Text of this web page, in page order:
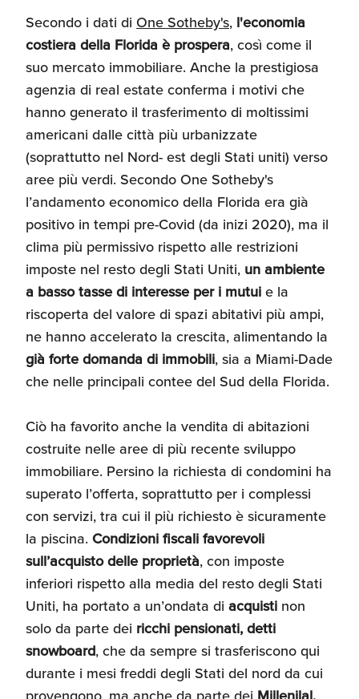
Secondo i dati di One Sotheby's, l'economia
costiera della Florida è prospera, così come il
suo mercato immobiliare. Anche la prestigiosa
agenzia di real estate conferma i motivi che
hanno generato il trasferimento di moltissimi
americani dalle città più urbanizzate
(soprattutto nel Nord- est degli Stati uniti) verso
aree più verdi. Secondo One Sotheby's
l’andamento economico della Florida era già
positivo in tempi pre-Covid (da inizi 2020), ma il
clima più permissivo rispetto alle restrizioni
imposte nel resto degli Stati Uniti, un ambiente
a basso tasse di interesse per i mutuie la
riscoperta del valore di spazi abitativi più ampi,
ne hanno accelerato la crescita, alimentando la
già forte domanda di immobili, sia a Miami-Dade
che nelle principali contee del Sud della Florida.
Ciò ha favorito anche la vendita di abitazioni
costruite nelle aree di più recente sviluppo
immobiliare. Persino la richiesta di condomini ha
superato l’offerta, soprattutto per i complessi
con servizi, tra cui il più richiesto è sicuramente
la piscina. Condizioni fiscali favorevoli
sull’acquisto delle proprietà, con imposte
inferiori rispetto alla media del resto degli Stati
Uniti, ha portato a un’ondata di acquisti non
solo da parte dei ricchi pensionati, detti
snowboard, che da sempre si trasferiscono qui
durante i mesi freddi degli Stati del nord da cui